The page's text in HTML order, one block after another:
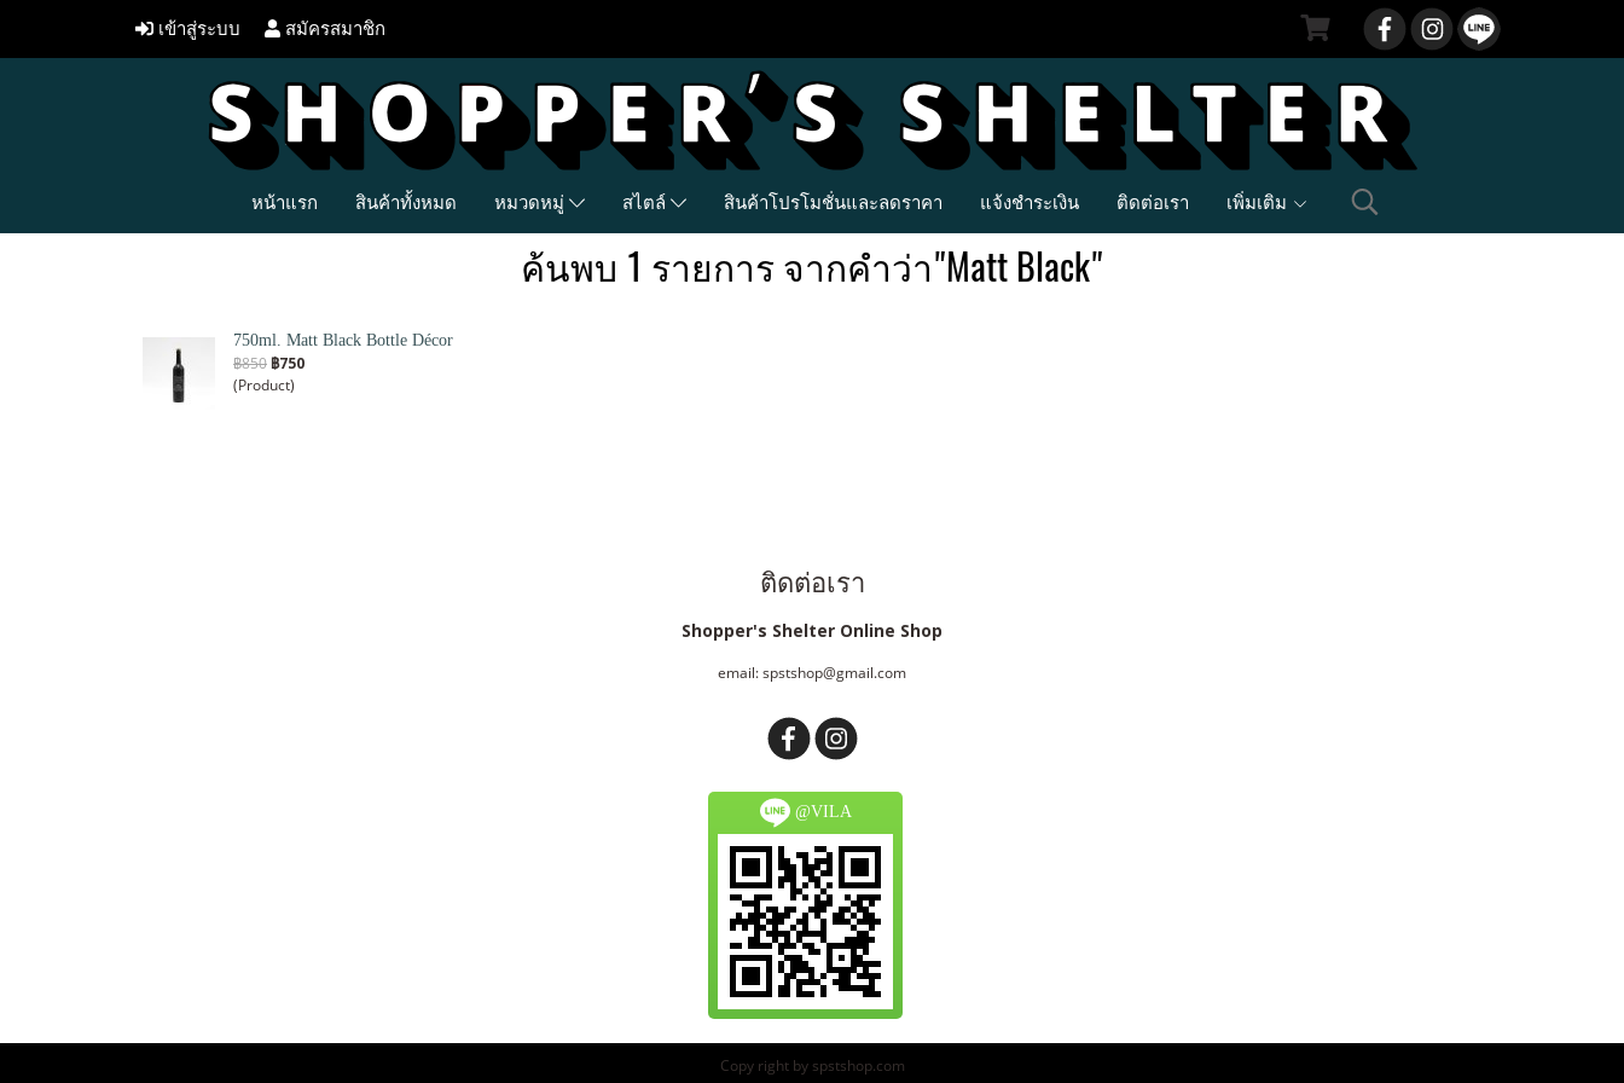
เข้าสู่ระบบ สมัครสมาชิก
หน้าแรก สินค้าทั้งหมด หมวดหมู่ สไตล์ สินค้าโปรโมชั่นและลดราคา แจ้งชำระเงิน ติดต่อเรา เพิ่มเติม
ค้นพบ 1 รายการ จากคำว่า"Matt Black"
750ml. Matt Black Bottle Décor
฿850 ฿750
(Product)
ติดต่อเรา
Shopper's Shelter Online Shop
email: spstshop@gmail.com
@VILA
Copy right by spstshop.com